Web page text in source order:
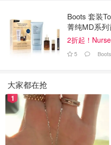
夜晚的灯光阻挡不了寒意
区区几步去餐厅的路都会冻
Boots 套装
菁纯MD系列
2折起！
5 Boots
大家都在抢
1